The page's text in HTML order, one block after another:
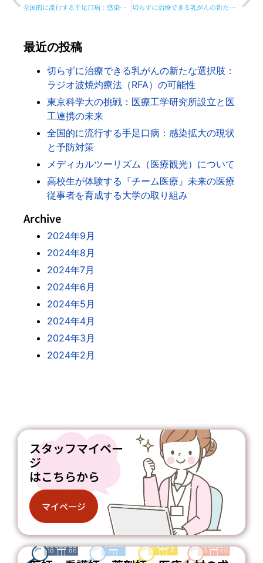
全国的に流行する手足口病：感染拡大の現状と予防対策 切らずに治療できる乳がんの新たな選択肢：ラジオ波焼灼療法（RFA）の可能性
最近の投稿
切らずに治療できる乳がんの新たな選択肢：
ラジオ波焼灼療法（RFA）の可能性
東京科学大の挑戦：医療工学研究所設立と医
工連携の未来
全国的に流行する手足口病：感染拡大の現状
と予防対策
メディカルツーリズム（医療観光）について
高校生が体験する『チーム医療』未来の医療
従事者を育成する大学の取り組み
Archive
2024年9月
2024年8月
2024年7月
2024年6月
2024年5月
2024年4月
2024年3月
2024年2月
スタッフマイペー
ジ
はこちらから
マイページ